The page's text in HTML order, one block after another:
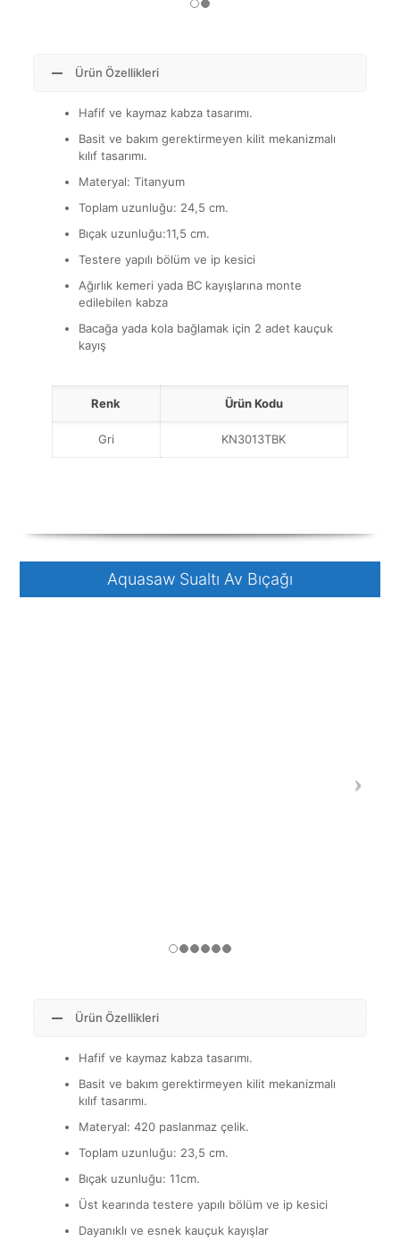
Ürün Özellikleri
Hafif ve kaymaz kabza tasarımı.
Basit ve bakım gerektirmeyen kilit mekanizmalı
kılıf tasarımı.
Materyal: Titanyum
Toplam uzunluğu: 24,5 cm.
Bıçak uzunluğu:11,5 cm.
Testere yapılı bölüm ve ip kesici
Ağırlık kemeri yada BC kayışlarına monte
edilebilen kabza
Bacağa yada kola bağlamak için 2 adet kauçuk
kayış
Renk Ürün Kodu
Gri KN3013TBK
Aquasaw Sualtı Av Bıçağı
Ürün Özellikleri
Hafif ve kaymaz kabza tasarımı.
Basit ve bakım gerektirmeyen kilit mekanizmalı
kılıf tasarımı.
Materyal: 420 paslanmaz çelik.
Toplam uzunluğu: 23,5 cm.
Bıçak uzunluğu: 11cm.
Üst kearında testere yapılı bölüm ve ip kesici
Dayanıklı ve esnek kauçuk kayışlar